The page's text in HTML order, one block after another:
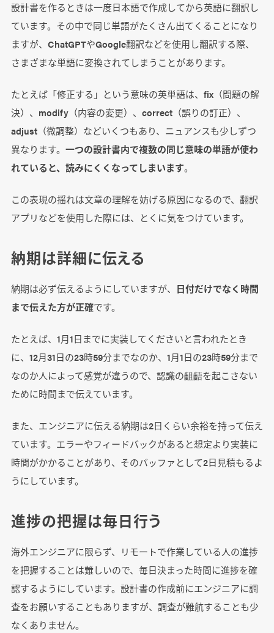
設計書を作るときは一度日本語で作成してから英語に翻訳し
ています。その中で同じ単語がたくさん出てくることになり
ますが、ChatGPTやGoogle翻訳などを使用し翻訳する際、
さまざまな単語に変換されてしまうことがあります。
たとえば「修正する」という意味の英単語は、fix（問題の解
決）、modify（内容の変更）、correct（誤りの訂正）、
adjust（微調整）などいくつもあり、ニュアンスも少しずつ
異なります。 一つの設計書内で複数の同じ意味の単語が使わ
れていると、読みにくくなってしまいます。
この表現の揺れは文章の理解を妨げる原因になるので、翻訳
アプリなどを使用した際には、とくに気をつけています。
納期は詳細に伝える
納期は必ず伝えるようにしていますが、 日付だけでなく時間
まで伝えた方が正確です。
たとえば、1月1日までに実装してくださいと言われたとき
に、12月31日の23時59分までなのか、1月1日の23時59分まで
なのか人によって感覚が違うので、認識の齟齬を起こさない
ために時間まで伝えています。
また、エンジニアに伝える納期は2日くらい余裕を持って伝え
ています。エラーやフィードバックがあると想定より実装に
時間がかかることがあり、そのバッファとして2日見積もるよ
うにしています。
進捗の把握は毎日行う
海外エンジニアに限らず、リモートで作業している人の進捗
を把握することは難しいので、毎日決まった時間に進捗を確
認するようにしています。設計書の作成前にエンジニアに調
査をお願いすることもありますが、調査が難航することも少
なくありません。